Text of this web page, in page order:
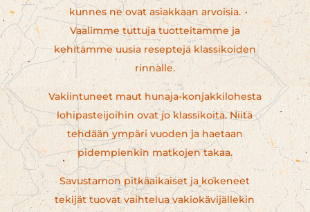
kunnes ne ovat asiakkaan arvoisia.
Vaalimme tuttuja tuotteitamme ja
kehitämme uusia reseptejä klassikoiden
rinnalle.
Vakiintuneet maut hunaja-konjakkilohesta
lohipasteijoihin ovat jo klassikoita. Niitä
tehdään ympäri vuoden ja haetaan
pidempienkin matkojen takaa.
Savustamon pitkäaikaiset ja kokeneet
tekijät tuovat vaihtelua vakiokävijällekin